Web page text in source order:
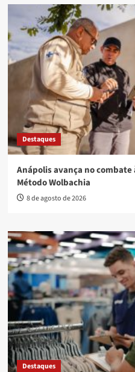
Destaques
Anápolis avança no
Método Wolbachia
8 de agosto de 2026
Destaques